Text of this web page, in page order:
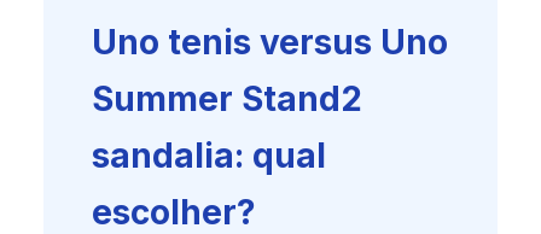
Uno tenis versus Uno
Summer Stand2
sandalia: qual
escolher?